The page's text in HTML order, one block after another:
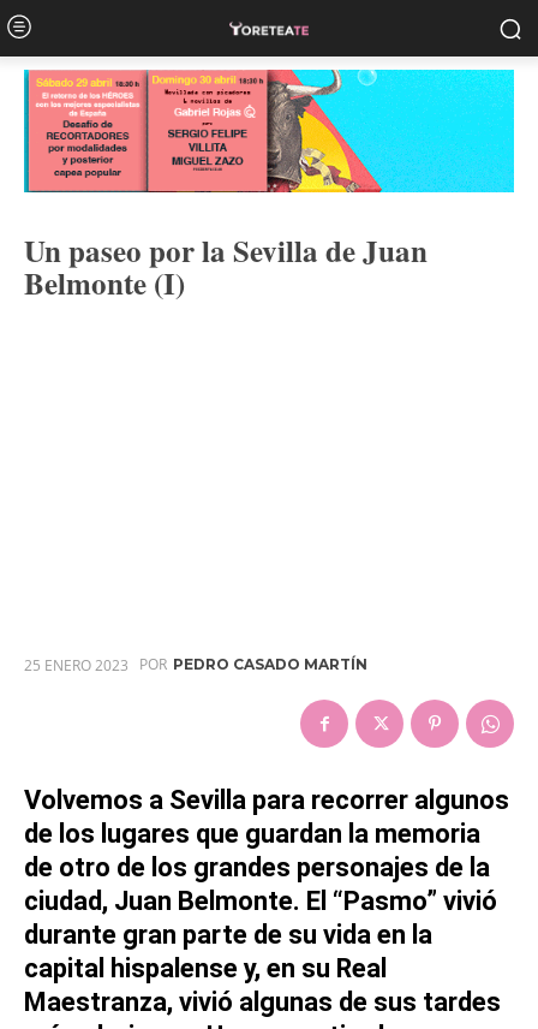
Un paseo por la Sevilla de Juan
Belmonte (I)
25 ENERO 2023 POR PEDRO CASADO MARTÍN
Volvemos a Sevilla para recorrer algunos
de los lugares que guardan la memoria
de otro de los grandes personajes de la
ciudad, Juan Belmonte. El “Pasmo” vivió
durante gran parte de su vida en la
capital hispalense y, en su Real
Maestranza, vivió algunas de sus tardes